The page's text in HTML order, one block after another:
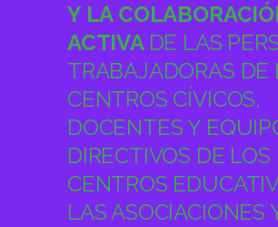
Y LA
ACTIVA DE LAS
TRABAJADORAS DE
CENTROS CÍVICOS,
DOCENTES Y
DIRECTIVOS DE LOS
CENTROS
LAS ASOCIACIONES